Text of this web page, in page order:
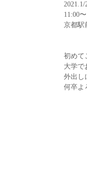
11:00
京都駅
初めて
大学で
外出し
何卒よ